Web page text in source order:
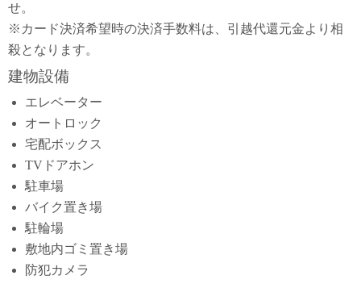
せ。
※カード決済希望時の決済手数料は、引越代還元金より相
殺となります。
建物設備
エレベーター
オートロック
宅配ボックス
TVドアホン
駐車場
バイク置き場
駐輪場
敷地内ゴミ置き場
防犯カメラ